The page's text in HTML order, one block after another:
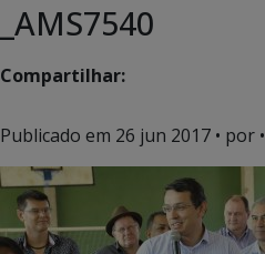
_AMS7540
Compartilhar:
Publicado em 26 jun 2017 • por •